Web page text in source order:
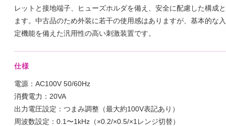
レットと接地端子、ヒューズホルダを備え、安全に配慮した構成
ます。中古品のため外装に若干の使用感はありますが、基本的な
定機能を備えた汎用性の高い刺激装置です。
仕様
電源：AC100V 50/60Hz
消費電力：20VA
出力電圧設定：つまみ調整（最大約100V表記あり）
周波数設定：0.1〜1kHz（×0.2/×0.5/×1レンジ切替）